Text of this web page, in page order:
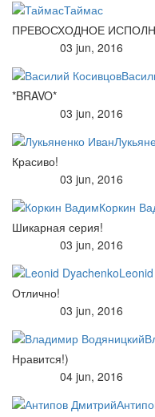
Таймас
ПРЕВОСХОДНОЕ
03 jun, 2016
*BRAVO*
03 jun, 2016
Красиво!
03 jun, 2016
Коркин
Шикарная серия!
03 jun, 2016
Отлично!
03 jun, 2016
Нравится!)
04 jun, 2016